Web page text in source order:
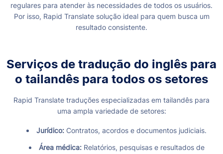
regulares para atender às necessidades de todos os usuários.
Por isso, Rapid Translate solução ideal para quem busca um
resultado consistente.
Serviços de tradução do inglês para
o tailandês para todos os setores
Rapid Translate traduções especializadas em tailandês para
uma ampla variedade de setores:
Jurídico: Contratos, acordos e documentos judiciais.
Área médica:Relatórios, pesquisas e resultados de